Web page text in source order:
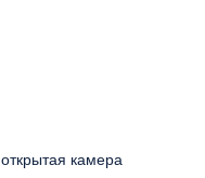
открытая камера